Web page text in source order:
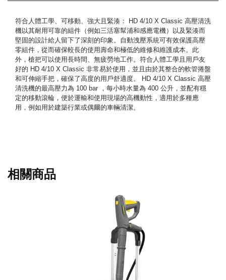
符合人體工學、可移動、強大且緊湊： HD 4/10 X Classic 高壓清洗
機以其耐用可靠的組件（例如三活塞幫浦和感應電機）以及緊湊而
堅固的設計給人留下了深刻的印象。自動洩壓系統可有效保護高壓
零組件，從而確保較長的使用壽命和極低的維修和維護成本。此
外，槍把可以使用長時間、無疲勞地工作。符合人體工學且用戶友
好的 HD 4/10 X Classic 非常易於使用，並且由於其整合的軟管捲盤
和可伸縮手把，確保了高度的用戶舒適度。 HD 4/10 X Classic 高壓
清洗機的最高壓力為 100 bar ，每小時水量為 400 公升，並配有穩
定的移動滾輪，便於運輸和使用現場的高機動性，適用於多種應
用，例如用於建築行業或偶爾的車輛清潔。
相關商品
工業級超高壓清洗機-HD 9/50 GE